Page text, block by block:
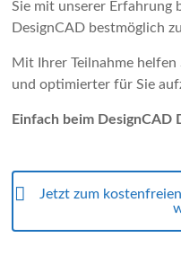
Sie mit unserer Erfahrung
DesignCAD bestmöglich
Mit Ihrer Teilnahme helfen
und optimierter für Sie
Einfach beim DesignCAD
Jetzt zum